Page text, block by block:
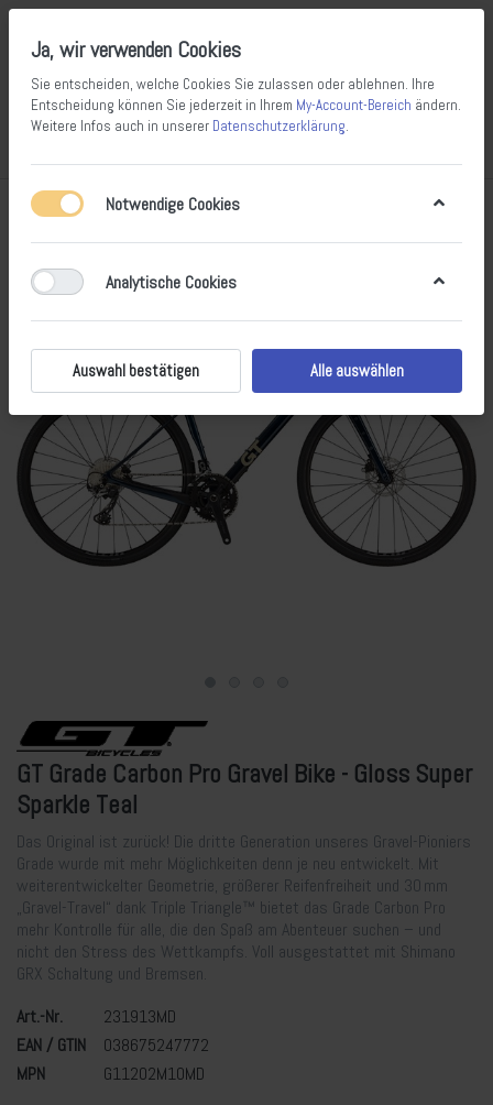
GT Grade Carbon Pro Gravel Bike - Gloss Super
Sparkle Teal
Das Original ist zurück! Die dritte Generation unseres Gravel-Pioniers
Grade wurde mit mehr Möglichkeiten denn je neu entwickelt. Mit
weiterentwickelter Geometrie, größerer Reifenfreiheit und 30 mm
„Gravel-Travel“ dank Triple Triangle™ bietet das Grade Carbon Pro
mehr Kontrolle für alle, die den Spaß am Abenteuer suchen – und
nicht den Stress des Wettkampfs. Voll ausgestattet mit Shimano
GRX Schaltung und Bremsen.
Art.-Nr.
231913MD
EAN / GTIN
038675247772
MPN
G11202M10MD
Ja, wir verwenden Cookies
Sie entscheiden, welche Cookies Sie zulassen oder ablehnen. Ihre
Entscheidung können Sie jederzeit in Ihrem My-Account-Bereich ändern.
Weitere Infos auch in unserer Datenschutzerklärung.
Notwendige Cookies
Analytische Cookies
Auswahl bestätigen Alle auswählen